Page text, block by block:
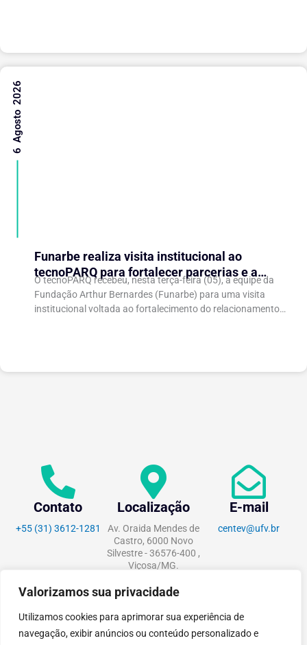
Valorizamos sua privacidade
Utilizamos cookies para aprimorar sua experiência de
navegação, exibir anúncios ou conteúdo personalizado e
Funarbe realiza visita institucional ao
tecnoPARQ para fortalecer parcerias e a
gestão da inovação
O tecnoPARQ recebeu, nesta terça-feira (05), a equipe da
Fundação Arthur Bernardes (Funarbe) para uma visita
institucional voltada ao fortalecimento do relacionamento
6 Agosto 2026
Contato
+55 (31) 3612-1281
Localização
Av. Oraida Mendes de
Castro, 6000 Novo
Silvestre - 36576-400 ,
Viçosa/MG.
E-mail
centev@ufv.br
tecnoPARQ © 2021 porDigital